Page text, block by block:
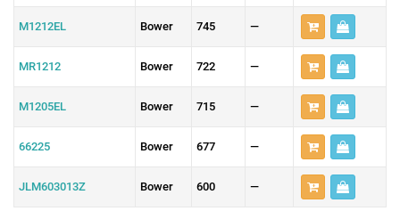
M1212EL Bower 745 —
MR1212 Bower 722 —
M1205EL Bower 715 —
66225 Bower 677 —
JLM603013Z Bower 600 —